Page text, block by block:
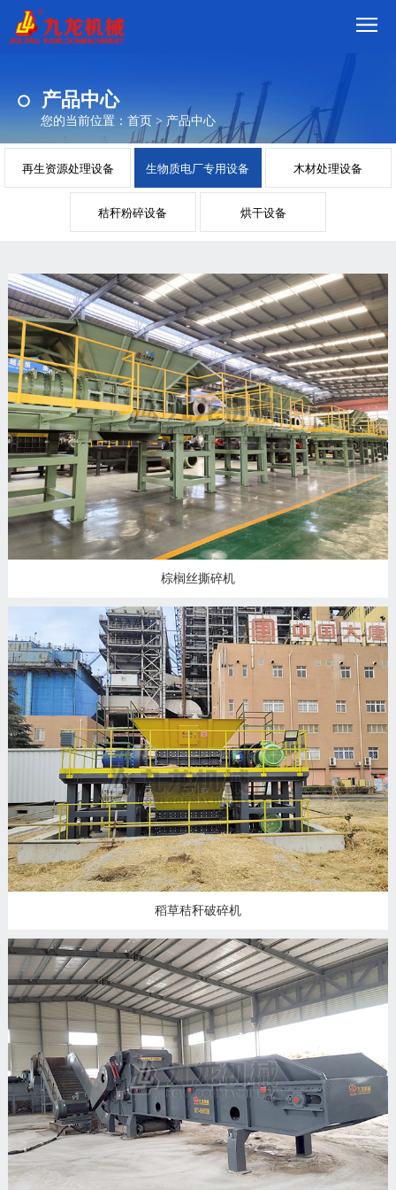
们
产
品
视
案
动
态
联
系
郑
州
市
九
龙
机
械
公
司
豫
ICP
备
产品中心
您的当前位置： 首页 > 产品中心
再生资源处理设备 生物质电厂专用设备 木材处理设备
秸秆粉碎设备 烘干设备
棕榈丝撕碎机
稻草秸秆破碎机